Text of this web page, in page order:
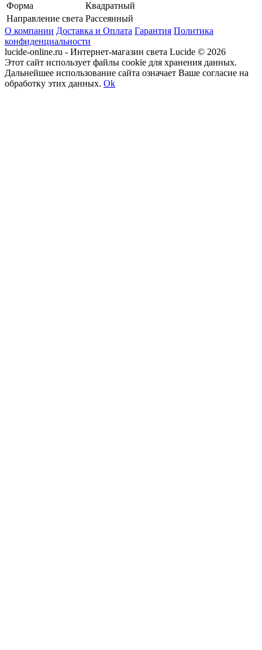
Форма
Квадратный
Направление света Рассеянный
О компании Доставка и Оплата Гарантия Политика
конфиденциальности
lucide-online.ru - Интернет-магазин света Lucide © 2026
Этот сайт использует файлы cookie для хранения данных.
Дальнейшее использование сайта означает Ваше согласие на
обработку этих данных. Ok